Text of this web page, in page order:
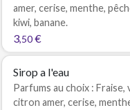
amer, cerise, menthe,
kiwi, banane.
3,50 €
Sirop a l'eau
Parfums au choix :
citron amer, cerise,